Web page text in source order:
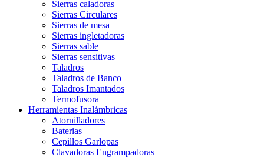
Sierras caladoras
Sierras Circulares
Sierras de mesa
Sierras ingletadoras
Sierras sable
Sierras sensitivas
Taladros
Taladros de Banco
Taladros Imantados
Termofusora
Herramientas Inalámbricas
Atornilladores
Baterias
Cepillos Garlopas
Clavadoras Engrampadoras